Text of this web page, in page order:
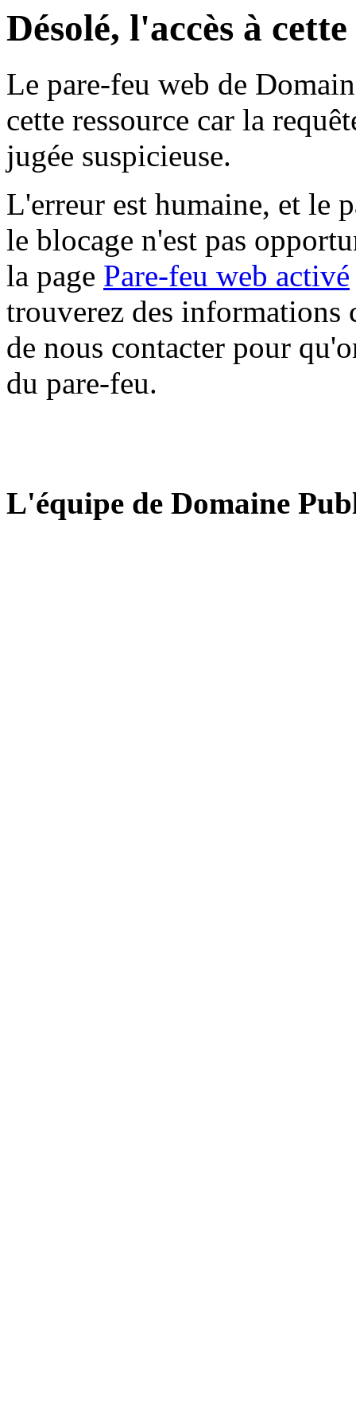
Désolé, l'accès à
Le pare-feu web de
cette ressource car la
jugée suspicieuse.
L'erreur est humaine, et le
le blocage n'est pas
la page Pare-feu web activé
trouverez des informations
de nous contacter pour
du pare-feu.
L'équipe de Domaine